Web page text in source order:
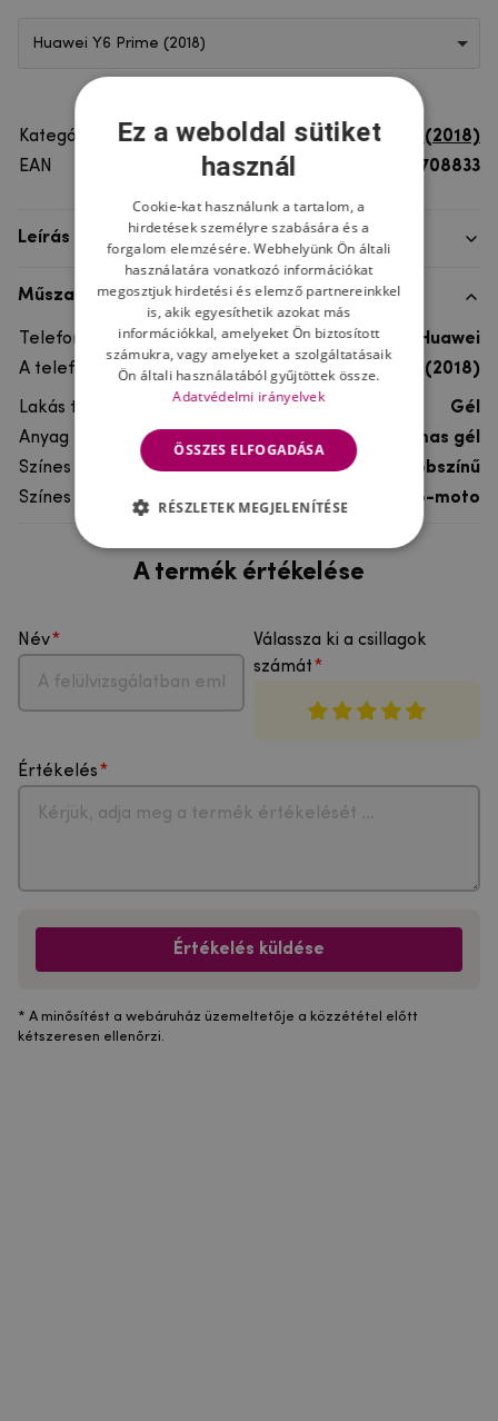
Huawei Y6 Prime (2018)
Kategória
Huawei Y6 Prime (2018)
EAN
8596579708833
Leírás
Műszaki adatok
Telefon márka
Huawei
A telefonmodellhez
Huawei Y6 Prime (2018)
Lakás típusa
Gél
Anyag
rugalmas gél
Színes
többszínű
Színes motívum
Auto-moto
A termék értékelése
Név
Válassza ki a csillagok
számát
Értékelés
Értékelés küldése
* A minősítést a webáruház üzemeltetője a közzététel előtt
kétszeresen ellenőrzi.
Ez a weboldal sütiket
használ
Cookie-kat használunk a tartalom, a
hirdetések személyre szabására és a
forgalom elemzésére. Webhelyünk Ön általi
használatára vonatkozó információkat
megosztjuk hirdetési és elemző partnereinkkel
is, akik egyesíthetik azokat más
információkkal, amelyeket Ön biztosított
számukra, vagy amelyeket a szolgáltatásaik
Ön általi használatából gyűjtöttek össze.
Adatvédelmi irányelvek
ÖSSZES ELFOGADÁSA
RÉSZLETEK MEGJELENÍTÉSE